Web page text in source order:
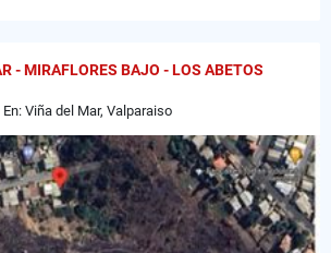
- MIRAFLORES BAJO - LOS ABETOS
En: Viña del Mar, Valparaiso